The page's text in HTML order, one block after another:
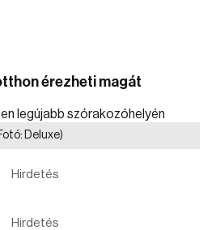
érezheti magát
Deluxe)
Hirdetés
Hirdetés